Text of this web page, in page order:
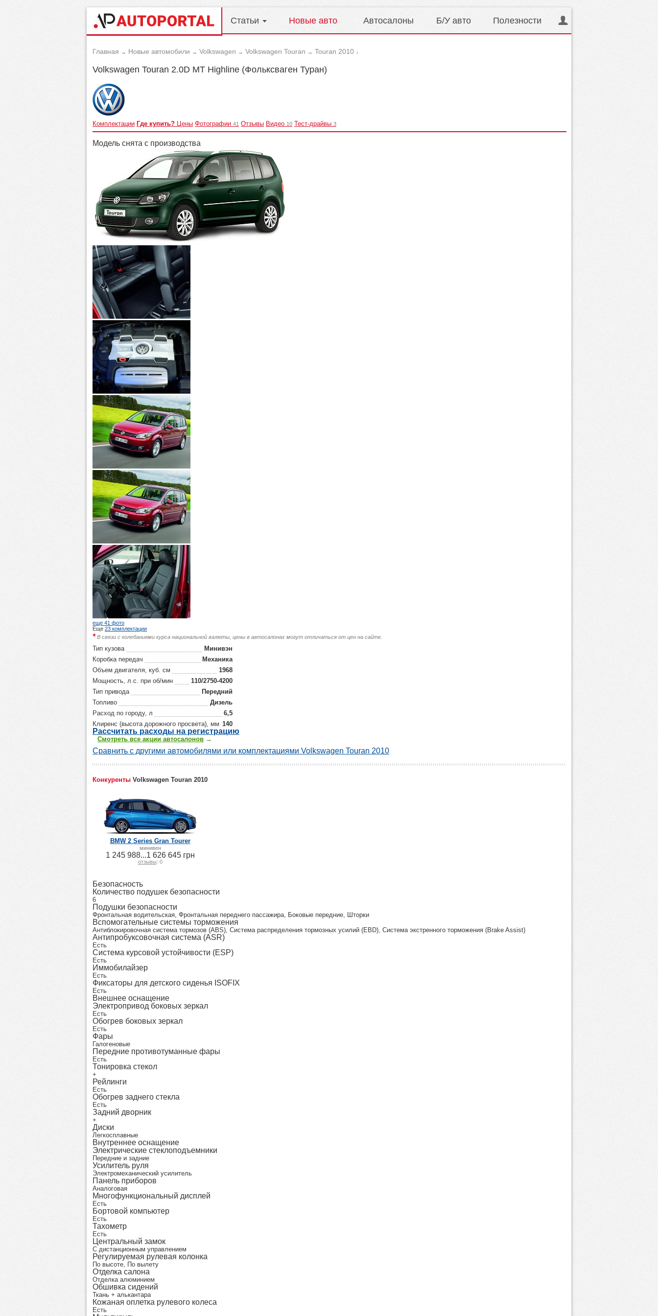
Статьи Новые авто Автосалоны Б/У авто Полезности
Главная → Новые автомобили → Volkswagen → Volkswagen Touran → Touran 2010 ↓
Volkswagen Touran 2.0D MT Highline (Фольксваген Туран)
Комплектации Где купить? Цены Фотографии 41 Отзывы Видео 10 Тест-драйвы 3
Модель снята с производства
еще 41 фото
Еще 23 комплектации
*В связи с колебаниями курса национальной валюты, цены в автосалонах могут отличаться от цен на сайте.
Тип кузова
Минивэн
Коробка передач
Механика
Объем двигателя, куб. см
1968
Мощность, л.с. при об/мин
110/2750-4200
Тип привода
Передний
Топливо
Дизель
Расход по городу, л
6,5
Клиренс (высота дорожного просвета), мм 140
Рассчитать расходы на регистрацию
Смотреть все акции автосалонов →
Сравнить с другими автомобилями или комплектациями Volkswagen Touran 2010
Конкуренты Volkswagen Touran 2010
BMW 2 Series Gran Tourer
минивен
1 245 988...1 626 645 грн
отзывы: 0
Безопасность
Количество подушек безопасности
6
Подушки безопасности
Фронтальная водительская, Фронтальная переднего пассажира, Боковые передние, Шторки
Вспомогательные системы торможения
Антиблокировочная система тормозов (ABS), Система распределения тормозных усилий (EBD), Система экстренного торможения (Brake Assist)
Антипробуксовочная система (ASR)
Есть
Система курсовой устойчивости (ESP)
Есть
Иммобилайзер
Есть
Фиксаторы для детского сиденья ISOFIX
Есть
Внешнее оснащение
Электропривод боковых зеркал
Есть
Обогрев боковых зеркал
Есть
Фары
Галогеновые
Передние противотуманные фары
Есть
Тонировка стекол
+
Рейлинги
Есть
Обогрев заднего стекла
Есть
Задний дворник
+
Диски
Легкосплавные
Внутреннее оснащение
Электрические стеклоподъемники
Передние и задние
Усилитель руля
Электромеханический усилитель
Панель приборов
Аналоговая
Многофункциональный дисплей
Есть
Бортовой компьютер
Есть
Тахометр
Есть
Центральный замок
С дистанционным управлением
Регулируемая рулевая колонка
По высоте, По вылету
Отделка салона
Отделка алюминием
Обшивка сидений
Ткань + алькантара
Кожаная оплетка рулевого колеса
Есть